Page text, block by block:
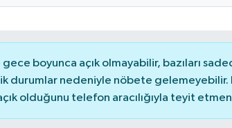
boyunca açık olmayabilir, bazıları
durumlar nedeniyle nöbete gelemeyebilir.
olduğunu telefon aracılığıyla teyit